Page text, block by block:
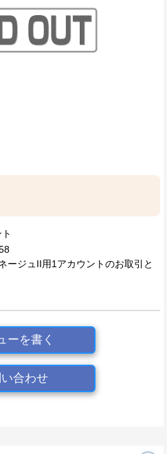
ージュII用1アカウントのお取引と
ーを書く
合わせ